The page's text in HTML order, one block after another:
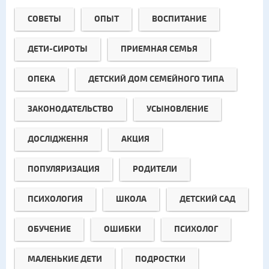
СОВЕТЫ ОПЫТ ВОСПИТАНИЕ
ДЕТИ-СИРОТЫ ПРИЕМНАЯ СЕМЬЯ
ОПЕКА ДЕТСКИЙ ДОМ СЕМЕЙНОГО ТИПА
ЗАКОНОДАТЕЛЬСТВО УСЫНОВЛЕНИЕ
ДОСЛІДЖЕННЯ АКЦИЯ
ПОПУЛЯРИЗАЦИЯ РОДИТЕЛИ
ПСИХОЛОГИЯ ШКОЛА ДЕТСКИЙ САД
ОБУЧЕНИЕ ОШИБКИ ПСИХОЛОГ
МАЛЕНЬКИЕ ДЕТИ ПОДРОСТКИ